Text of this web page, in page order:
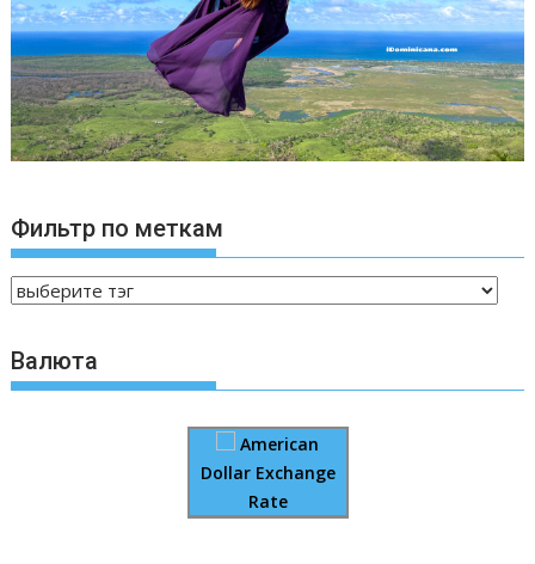
Фильтр по меткам
Валюта
American
Dollar Exchange
Rate